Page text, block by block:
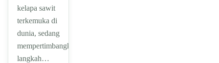
kelapa sawit
terkemuka di
dunia, sedang
mempertimbangkan
langkah…